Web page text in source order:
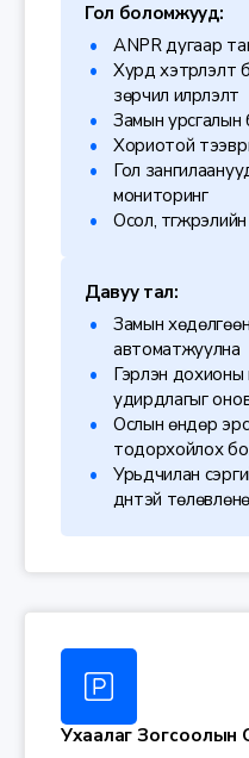
Гол боломжууд:
ANPR дугаар
Хурд хэтрүүлэлт
зөрчил илрүүлэлт
Замын урсгалын
Хориотой
Гол
мониторинг
Осол,
Давуу тал:
Замын
автоматжуулна
Гэрлэн дохионы
удирдлагыг
Ослын өндөр
тодорхойлох
Урьдчилан
дүнтэй төлөвлөнө
Ухаалаг Зогсоолын